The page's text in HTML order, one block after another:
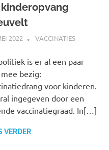
2022 MARJOLEIN
VACCINATIES
is er al een paar
bezig:
voor kinderen.
ingegeven door een
vaccinatiegraad. In[…]
VERDER